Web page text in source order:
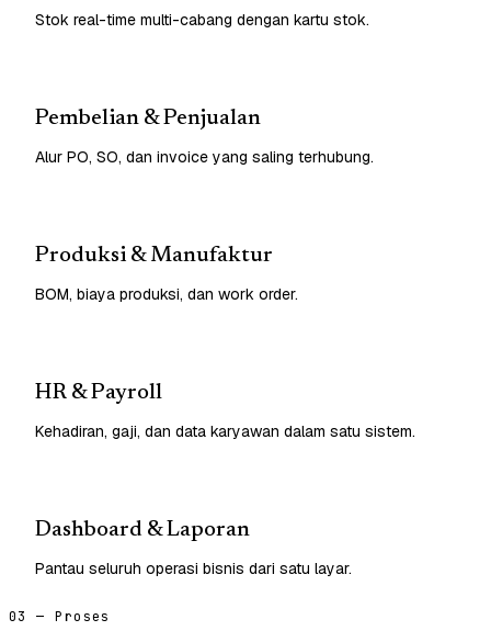
Stok real-time multi-cabang dengan kartu stok.
Pembelian & Penjualan
Alur PO, SO, dan invoice yang saling terhubung.
Produksi & Manufaktur
BOM, biaya produksi, dan work order.
HR & Payroll
Kehadiran, gaji, dan data karyawan dalam satu sistem.
Dashboard & Laporan
Pantau seluruh operasi bisnis dari satu layar.
03 — Proses